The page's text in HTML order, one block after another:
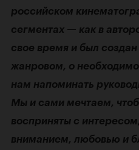
российском
сегментах — как в
свое время и был создан
жанровом, о
нам напоминать
Мы и сами мечтаем,
восприняты с
вниманием, любовью и